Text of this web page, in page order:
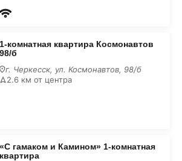
1-комнатная квартира Космонавтов
98/б
г. Черкесск, ул. Космонавтов, 98/б
2.6 км от центра
«С гамаком и Камином» 1-комнатная
квартира